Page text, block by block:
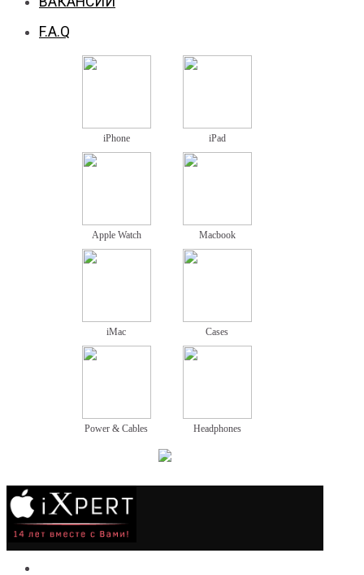
F.A.Q
iPhone iPad
Apple Watch Macbook
iMac Cases
Power & Cables Headphones